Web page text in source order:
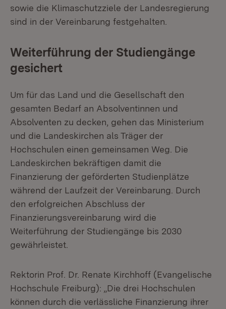
sowie die Klimaschutzziele der Landesregierung
sind in der Vereinbarung festgehalten.
Weiterführung der Studiengänge
gesichert
Um für das Land und die Gesellschaft den
gesamten Bedarf an Absolventinnen und
Absolventen zu decken, gehen das Ministerium
und die Landeskirchen als Träger der
Hochschulen einen gemeinsamen Weg. Die
Landeskirchen bekräftigen damit die
Finanzierung der geförderten Studienplätze
während der Laufzeit der Vereinbarung. Durch
den erfolgreichen Abschluss der
Finanzierungsvereinbarung wird die
Weiterführung der Studiengänge bis 2030
gewährleistet.
Rektorin Prof. Dr. Renate Kirchhoff (Evangelische
Hochschule Freiburg): „Die drei Hochschulen
können durch die verlässliche Finanzierung ihrer